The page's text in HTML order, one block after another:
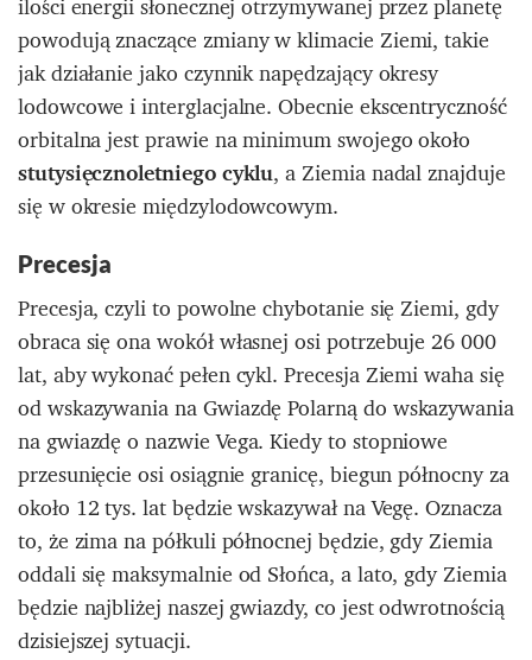
powodują znaczące zmiany w klimacie Ziemi, takie
jak działanie jako czynnik napędzający okresy
lodowcowe i interglacjalne. Obecnie ekscentryczność
orbitalna jest prawie na minimum swojego około
stutysięcznoletniego cyklu, a Ziemia nadal znajduje
się w okresie międzylodowcowym.
Precesja
Precesja, czyli to powolne chybotanie się Ziemi, gdy
obraca się ona wokół własnej osi potrzebuje 26 000
lat, aby wykonać pełen cykl. Precesja Ziemi waha się
od wskazywania na Gwiazdę Polarną do wskazywania
na gwiazdę o nazwie Vega.Kiedy to stopniowe
przesunięcie osi osiągnie granicę, biegun północny za
około 12 tys. lat będzie wskazywał na Vegę.Oznacza
to, że zima na półkuli północnej będzie, gdy Ziemia
oddali się maksymalnie od Słońca, a lato, gdy Ziemia
będzie najbliżej naszej gwiazdy, co jest odwrotnością
dzisiejszej sytuacji.